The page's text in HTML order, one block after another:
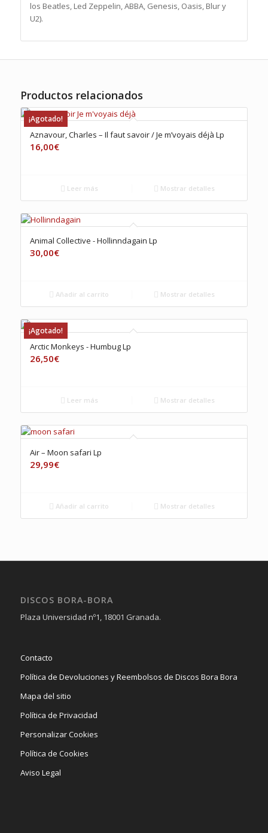
los Beatles, Led Zeppelin, ABBA, Genesis, Oasis, Blur y
U2).
Productos relacionados
¡Agotado!
Aznavour, Charles – Il faut savoir / Je m’voyais déjà Lp
16,00€
Leer más Mostrar detalles
Animal Collective ‎- Hollinndagain Lp
30,00€
Añadir al carrito Mostrar detalles
¡Agotado!
Arctic Monkeys ‎- Humbug Lp
26,50€
Leer más Mostrar detalles
Air – Moon safari Lp
29,99€
Añadir al carrito Mostrar detalles
DISCOS BORA-BORA
Plaza Universidad nº1, 18001 Granada.
Contacto
Política de Devoluciones y Reembolsos de Discos Bora Bora
Mapa del sitio
Política de Privacidad
Personalizar Cookies
Política de Cookies
Aviso Legal